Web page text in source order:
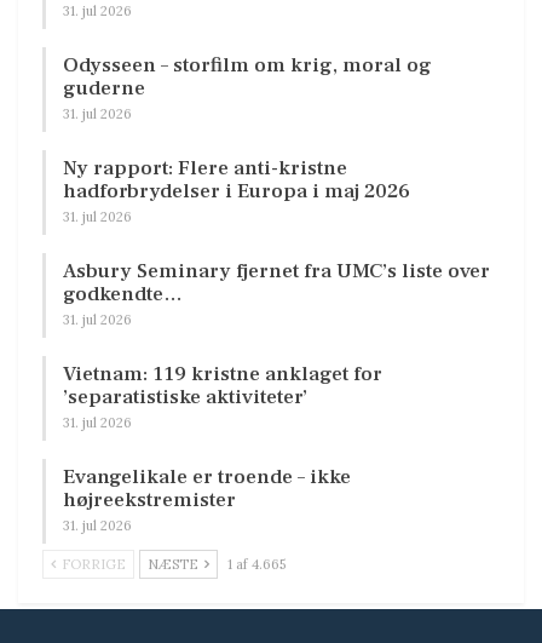
31. jul 2026
Odysseen – storfilm om krig, moral og
guderne
31. jul 2026
Ny rapport: Flere anti-kristne
hadforbrydelser i Europa i maj 2026
31. jul 2026
Asbury Seminary fjernet fra UMC’s liste over
godkendte…
31. jul 2026
Vietnam: 119 kristne anklaget for
’separatistiske aktiviteter’
31. jul 2026
Evangelikale er troende – ikke
højreekstremister
31. jul 2026
FORRIGE NÆSTE 1 af 4.665